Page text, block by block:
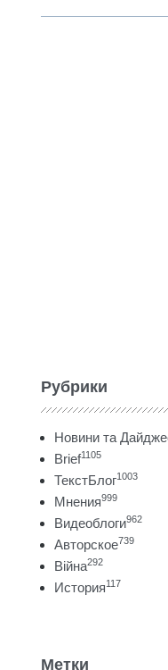
Рубрики
Новини та
Brief1105
ТекстБлог1003
Мнения999
Видеоблоги962
Авторское739
Війна292
История117
Метки